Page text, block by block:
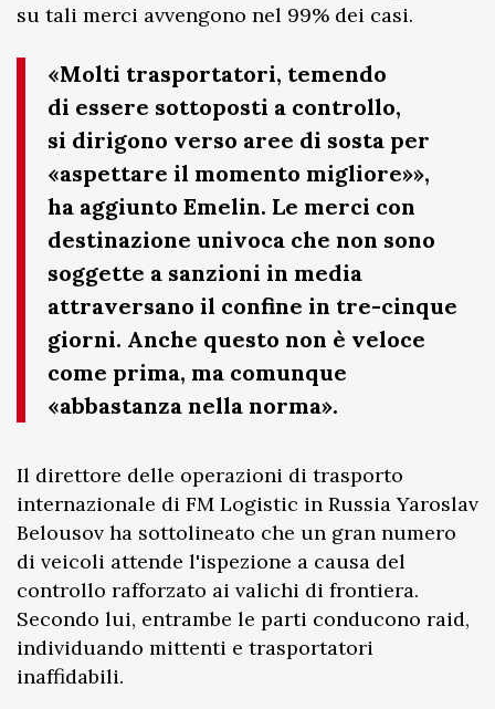
su tali merci avvengono nel 99% dei casi.
«Molti trasportatori, temendo
di essere sottoposti a controllo,
si dirigono verso aree di sosta per
«aspettare il momento migliore»»,
ha aggiunto Emelin. Le merci con
destinazione univoca che non sono
soggette a sanzioni in media
attraversano il confine in tre-cinque
giorni. Anche questo non è veloce
come prima, ma comunque
«abbastanza nella norma».
Il direttore delle operazioni di trasporto
internazionale di FM Logistic in Russia Yaroslav
Belousov ha sottolineato che un gran numero
di veicoli attende l'ispezione a causa del
controllo rafforzato ai valichi di frontiera.
Secondo lui, entrambe le parti conducono raid,
individuando mittenti e trasportatori
inaffidabili.